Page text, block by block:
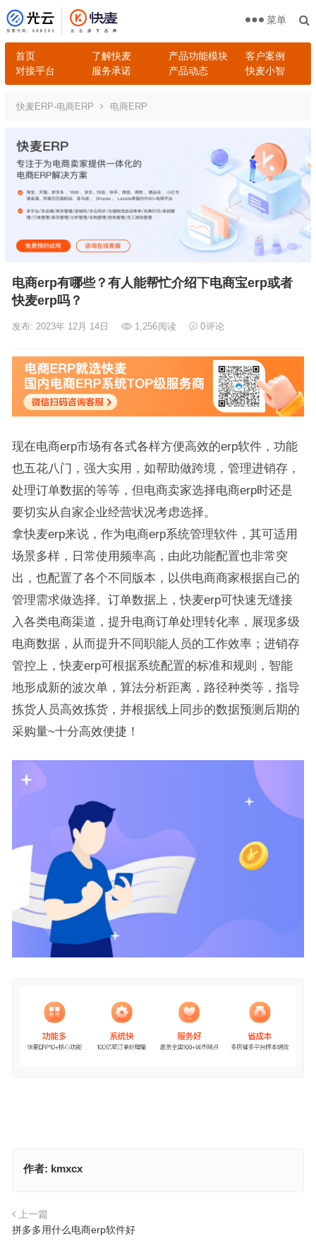
首页 了解快麦 产品功能模块
客户案例
对接平台
服务承诺 产品动态 快麦小智
菜单
快麦ERP-电商ERP 电商ERP
电商erp有哪些？有人能帮忙介绍下电商宝erp或者
快麦erp吗？
发布: 2023年 12月 14日 1,256阅读 0评论
现在电商erp市场有各式各样方便高效的erp软件，功能
也五花八门，强大实用，如帮助做跨境，管理进销存，
处理订单数据的等等，但电商卖家选择电商erp时还是
要切实从自家企业经营状况考虑选择。
拿快麦erp来说，作为电商erp系统管理软件，其可适用
场景多样，日常使用频率高，由此功能配置也非常突
出，也配置了各个不同版本，以供电商商家根据自己的
管理需求做选择。订单数据上，快麦erp可快速无缝接
入各类电商渠道，提升电商订单处理转化率，展现多级
电商数据，从而提升不同职能人员的工作效率；进销存
管控上，快麦erp可根据系统配置的标准和规则，智能
地形成新的波次单，算法分析距离，路径种类等，指导
拣货人员高效拣货，并根据线上同步的数据预测后期的
采购量~十分高效便捷！
作者: kmxcx
上一篇
拼多多用什么电商erp软件好